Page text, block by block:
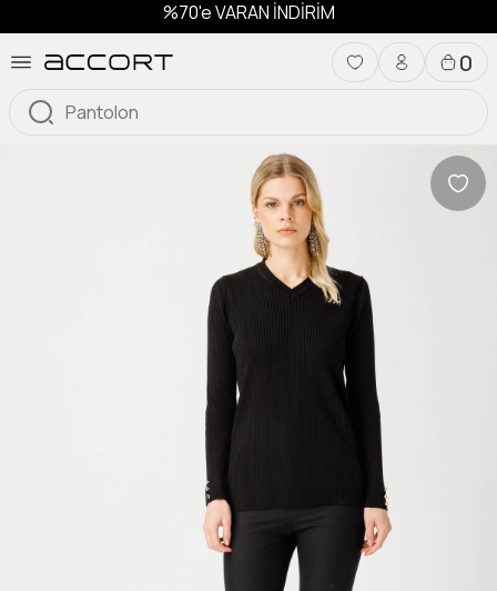
%70'e VARAN İNDİRİM
0